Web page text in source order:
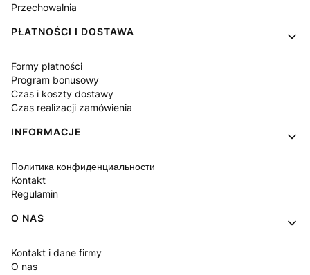
Przechowalnia
PŁATNOŚCI I DOSTAWA
Formy płatności
Program bonusowy
Czas i koszty dostawy
Czas realizacji zamówienia
INFORMACJE
Политика конфиденциальности
Kontakt
Regulamin
O NAS
Kontakt i dane firmy
O nas